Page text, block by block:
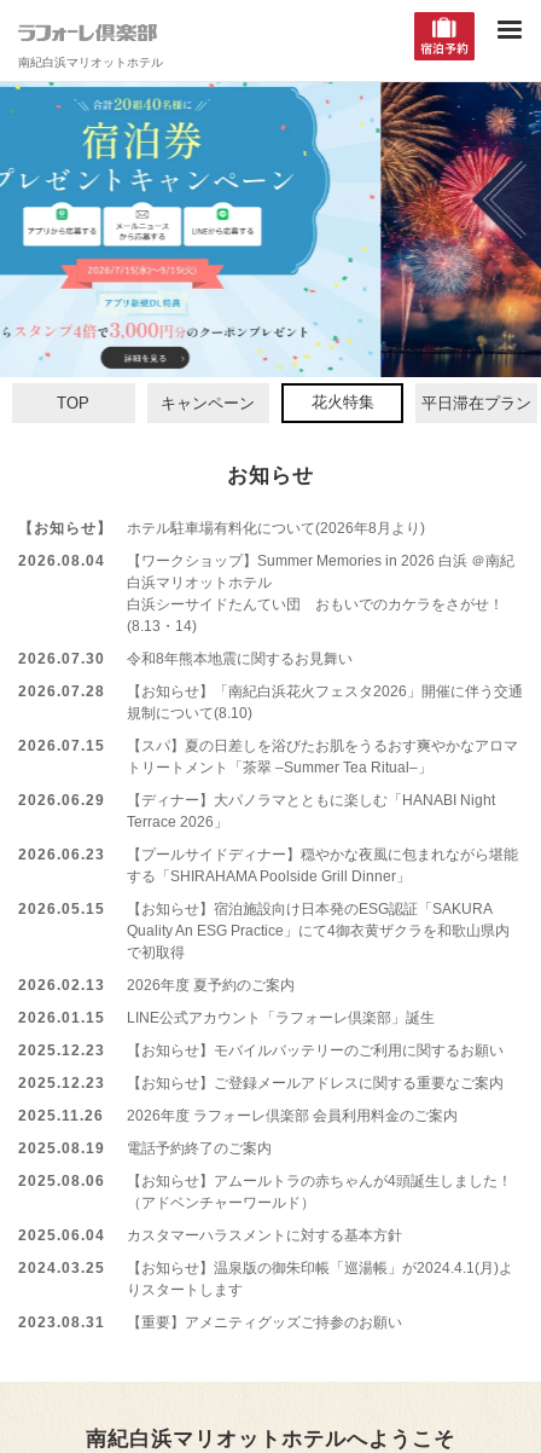
南紀白浜マリオットホテル
詳細を見る
TOP キャンペーン 花火特集 平日滞在プラン
お知らせ
【お知らせ】
ホテル駐車場有料化について(2026年8月より)
2026.08.04
【ワークショップ】Summer Memories in 2026 白浜 ＠南紀
白浜マリオットホテル
白浜シーサイドたんてい団 おもいでのカケラをさがせ！
(8.13・14)
2026.07.30
令和8年熊本地震に関するお見舞い
2026.07.28
【お知らせ】「南紀白浜花火フェスタ2026」開催に伴う交通
規制について(8.10)
2026.07.15
【スパ】夏の日差しを浴びたお肌をうるおす爽やかなアロマ
トリートメント「茶翠 –Summer Tea Ritual–」
2026.06.29
【ディナー】大パノラマとともに楽しむ「HANABI Night
Terrace 2026」
2026.06.23
【プールサイドディナー】穏やかな夜風に包まれながら堪能
する「SHIRAHAMA Poolside Grill Dinner」
2026.05.15
【お知らせ】宿泊施設向け日本発のESG認証「SAKURA
Quality An ESG Practice」にて4御衣黄ザクラを和歌山県内
で初取得
2026.02.13
2026年度 夏予約のご案内
2026.01.15
LINE公式アカウント「ラフォーレ倶楽部」誕生
2025.12.23
【お知らせ】モバイルバッテリーのご利用に関するお願い
2025.12.23
【お知らせ】ご登録メールアドレスに関する重要なご案内
2025.11.26
2026年度 ラフォーレ倶楽部 会員利用料金のご案内
2025.08.19
電話予約終了のご案内
2025.08.06
【お知らせ】アムールトラの赤ちゃんが4頭誕生しました！
（アドベンチャーワールド）
2025.06.04
カスタマーハラスメントに対する基本方針
2024.03.25
【お知らせ】温泉版の御朱印帳「巡湯帳」が2024.4.1(月)よ
りスタートします
2023.08.31
【重要】アメニティグッズご持参のお願い
南紀白浜マリオットホテルへようこそ